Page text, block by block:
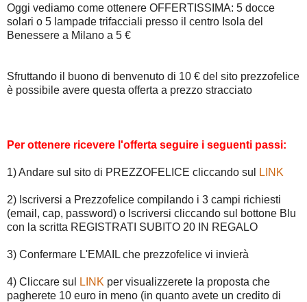
Oggi vediamo come ottenere OFFERTISSIMA: 5 docce
solari o 5 lampade trifacciali presso il centro Isola del
Benessere a Milano a 5 €
Sfruttando il buono di benvenuto di 10 € del sito prezzofelice
è possibile avere questa offerta a prezzo stracciato
Per ottenere ricevere l'offerta seguire i seguenti passi:
1) Andare sul sito di PREZZOFELICE cliccando sul LINK
2) Iscriversi a Prezzofelice compilando i 3 campi richiesti
(email, cap, password) o Iscriversi cliccando sul bottone Blu
con la scritta REGISTRATI SUBITO 20 IN REGALO
3) Confermare L'EMAIL che prezzofelice vi invierà
4) Cliccare sul LINK per visualizzerete la proposta che
pagherete 10 euro in meno (in quanto avete un credito di